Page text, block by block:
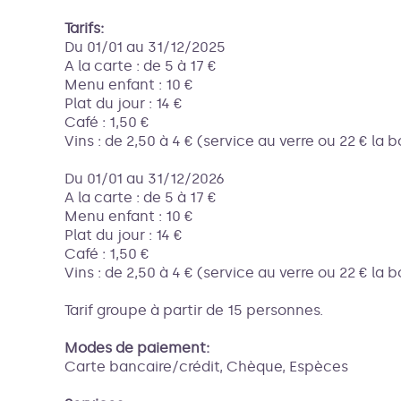
Tarifs:
Du 01/01 au 31/12/2025
A la carte : de 5 à 17 €
Menu enfant : 10 €
Plat du jour : 14 €
Café : 1,50 €
Vins : de 2,50 à 4 € (service au verre ou 22 € la
Du 01/01 au 31/12/2026
A la carte : de 5 à 17 €
Menu enfant : 10 €
Plat du jour : 14 €
Café : 1,50 €
Vins : de 2,50 à 4 € (service au verre ou 22 € la
Tarif groupe à partir de 15 personnes.
Modes de paiement:
Carte bancaire/crédit, Chèque, Espèces